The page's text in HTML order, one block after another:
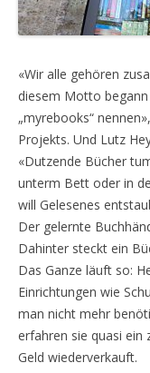
«Wir alle gehören
diesem Motto
„myrebooks“
Projekts. Und Lutz
«Dutzende Bücher
unterm Bett oder in
will Gelesenes
Der gelernte
Dahinter steckt ein
Das Ganze läuft so:
Einrichtungen wie
man nicht mehr
erfahren sie quasi ein
Geld wiederverkauft.